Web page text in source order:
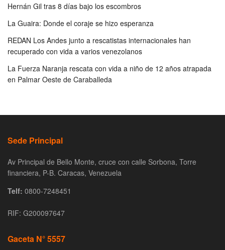
Hernán Gil tras 8 días bajo los escombros
La Guaira: Donde el coraje se hizo esperanza
REDAN Los Andes junto a rescatistas internacionales han
recuperado con vida a varios venezolanos
La Fuerza Naranja rescata con vida a niño de 12 años atrapada
en Palmar Oeste de Caraballeda
Sede Principal
Av Principal de Bello Monte, cruce con calle Sorbona, Torre
financiera, P-B. Caracas, Venezuela
Telf: 0800-7248451
RIF: G200097647
Gaceta N° 5557